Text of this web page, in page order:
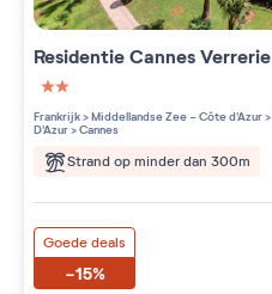
ResidentieCannes Verrerie
2 étoiles sur 5
Frankrijk>Middellandse Zee - Côte d'Azur>
D'Azur>Cannes
Strand op minder dan 300m
Goede deals
-15%